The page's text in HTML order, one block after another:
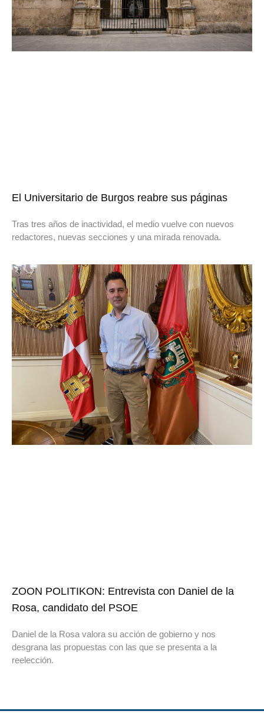
El Universitario de Burgos reabre sus páginas
Tras tres años de inactividad, el medio vuelve con nuevos
redactores, nuevas secciones y una mirada renovada.
ZOON POLITIKON: Entrevista con Daniel de la
Rosa, candidato del PSOE
Daniel de la Rosa valora su acción de gobierno y nos
desgrana las propuestas con las que se presenta a la
reelección.